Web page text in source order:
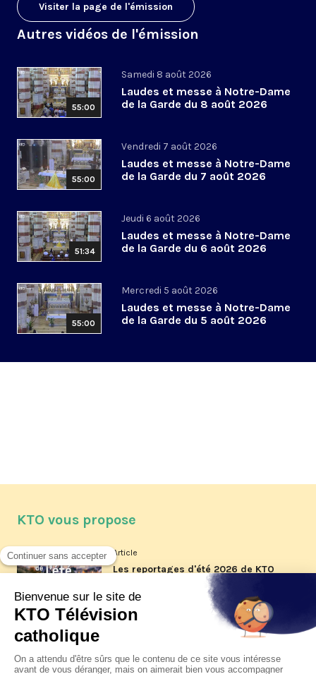
Visiter la page de l'émission
Autres vidéos de l'émission
55:00
Samedi 8 août 2026
Laudes et messe à Notre-Dame
de la Garde du 8 août 2026
55:00
Vendredi 7 août 2026
Laudes et messe à Notre-Dame
de la Garde du 7 août 2026
51:34
Jeudi 6 août 2026
Laudes et messe à Notre-Dame
de la Garde du 6 août 2026
55:00
Mercredi 5 août 2026
Laudes et messe à Notre-Dame
de la Garde du 5 août 2026
KTO vous propose
Article
Les reportages d'été 2026 de KTO
Article
La visite pastorale du pape Léon
jeudi 6 août